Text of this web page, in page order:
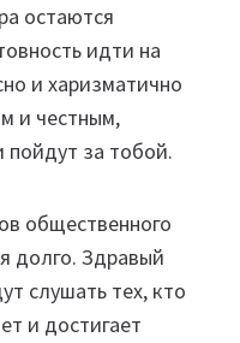
остаются
идти на
и харизматично
и честным,
за тобой.
общественного
долго. Здравый
слушать тех, кто
и достигает